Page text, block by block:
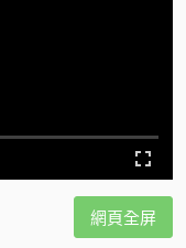
網頁全屏